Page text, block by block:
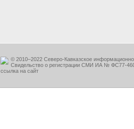
© 2010–2022 Северо-Кавказское
Свидельство о регистрации СМИ ИА № ФС77-
ссылка на сайт